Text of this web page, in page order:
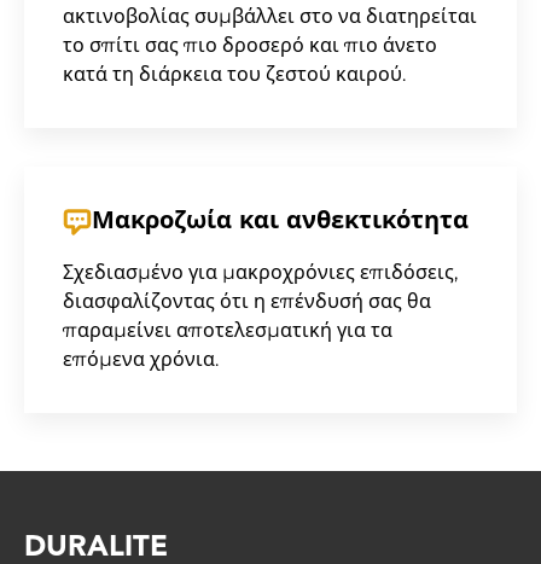
ακτινοβολίας συμβάλλει στο να διατηρείται
το σπίτι σας πιο δροσερό και πιο άνετο
κατά τη διάρκεια του ζεστού καιρού.
Μακροζωία και ανθεκτικότητα
Σχεδιασμένο για μακροχρόνιες επιδόσεις,
διασφαλίζοντας ότι η επένδυσή σας θα
παραμείνει αποτελεσματική για τα
επόμενα χρόνια.
DURALITE